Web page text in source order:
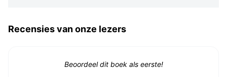
Recensies van onze lezers
Beoordeel dit boek als eerste!